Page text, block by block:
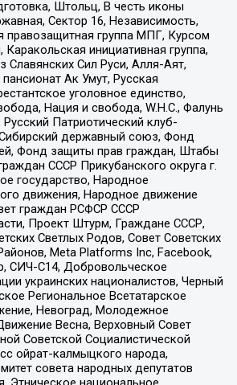
Штольц, В честь иконы
Сектор 16, Независимость,
группа МПГ, Курсом
инициативная группа,
Сил Руси, Алля-Аят,
Ак Умут, Русская
уголовное единство,
Нация и свобода, W.H.С., Фалунь
Патриотический клуб-
державный союз, Фонд
Фонд защиты прав граждан, Штабы
СССР Прикубанского округа г.
государство, Народное
движения, Народное движение
граждан РСФСР СССР
Проект Штурм, Граждане СССР,
Светлых Родов, Совет Советских
Meta Platforms Inc, Facebook,
СИЧ-С14, Добровольческое
украинских националистов, Черный
Региональное Всетатарское
Невоград, Молодежное
Весна, Верховный Совет
Советской Социалистической
ойрат-калмыцкого народа,
совета народных депутатов